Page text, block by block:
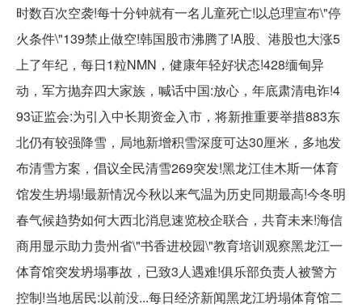
时数百次空袭!每十分钟就有一名儿童死亡!以总理宣布\"停
火条件\"139禁止做空!韩国股市沸腾了!A股、港股也大涨5
上了年纪，每日1粒NMN，健康年轻好状态!428缅甸异
动，军方抛弃四大家族，喊话中国:放心，年底肃清电诈!4
93证监会:为引入中长期资金入市，将新推重要举措883东
北仍有较强降雪，局地新增积雪深度可达30厘米，多地发
布清雪方案，倡议全民清雪269突发!黑龙江佳木斯一体育
馆发生坍塌!最新情况今秋以来气温为历史同期最高!今冬明
春气候趋势如何大西北消息速览校企联合，共育未来!海信
商用显示助力贵州省\"书香进校园\"教育培训观察黑龙江一
体育馆突发坍塌事故，已致3人遇难!俱乐部负责人被警方
控制!当地居民:以前没...每日经济新闻黑龙江坍塌体育馆二